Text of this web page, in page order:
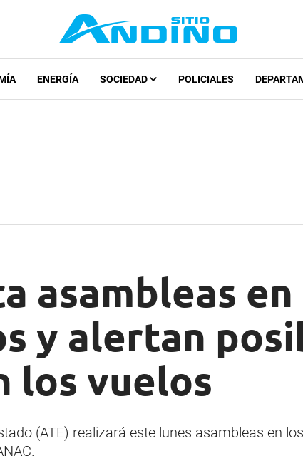
ENERGÍA SOCIEDAD POLICIALES
asambleas en
y alertan
los vuelos
(ATE) realizará este lunes asambleas en